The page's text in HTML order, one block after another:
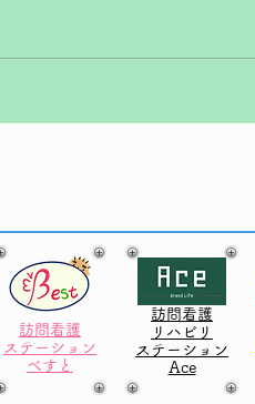
訪問看護
ステーション
べすと
訪問看護
リハビリ
ステーション
​Ace